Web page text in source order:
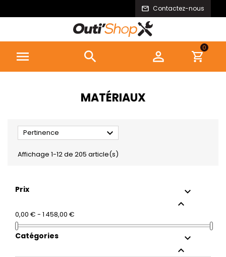
Contactez-nous
  
0
MATÉRIAUX
Pertinence 
Affichage 1-12 de 205 article(s)
Prix


0,00 € - 1 458,00 €
Catégories

